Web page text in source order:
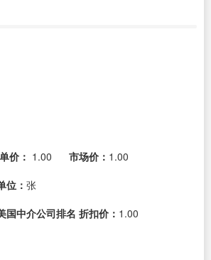
单价： 1.00 市场价： 1.00
位： 张
国中介公司排名 折扣价： 1.00